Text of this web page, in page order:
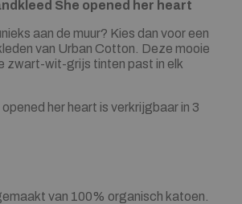
She opened her heart
aan de muur? Kies dan voor een
van Urban Cotton. Deze mooie
zwart-wit-grijs tinten past in elk
her heart is verkrijgbaar in 3
van 100% organisch katoen.